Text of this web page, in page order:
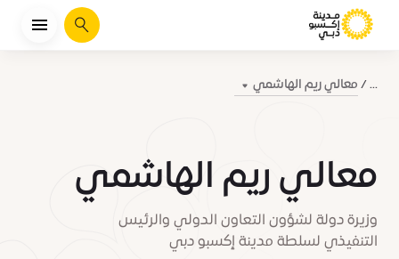
يبحث
... معالي ريم الهاشمي
معالي ريم الهاشمي
وزيرة دولة لشؤون التعاون الدولي والرئيس
التنفيذي لسلطة مدينة إكسبو دبي